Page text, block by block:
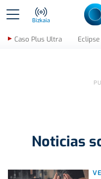
Bizkaia
Caso Plus Ultra Eclipse
Noticias